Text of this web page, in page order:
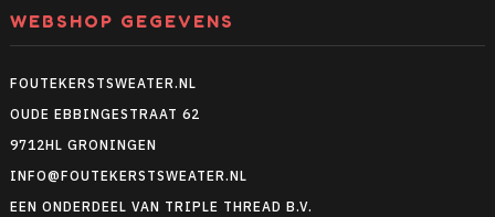
WEBSHOP GEGEVENS
FOUTEKERSTSWEATER.NL
OUDE EBBINGESTRAAT 62
9712HL GRONINGEN
INFO@FOUTEKERSTSWEATER.NL
EEN ONDERDEEL VAN TRIPLE THREAD B.V.